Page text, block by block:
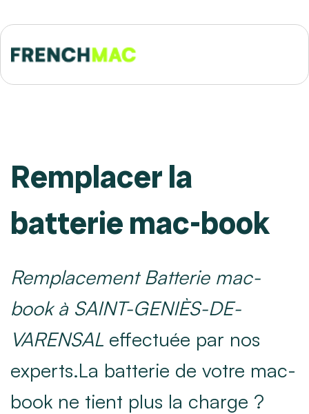
Remplacer la
batterie mac-book
Remplacement Batterie mac-
book à SAINT-GENIÈS-DE-
VARENSAL effectuée par nos
experts.La batterie de votre mac-
book ne tient plus la charge ?